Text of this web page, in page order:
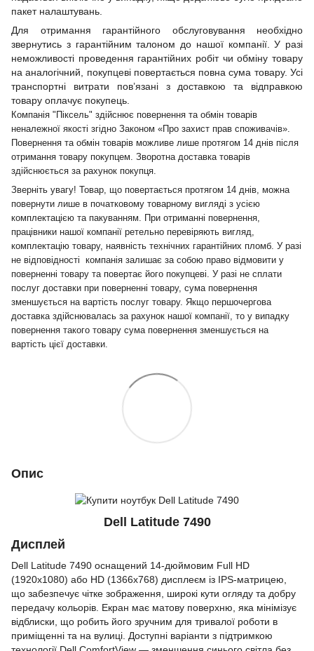
пакет налаштувань.
Для отримання гарантійного обслуговування необхідно
звернутись з гарантійним талоном до нашої компанії. У разі
неможливості проведення гарантійних робіт чи обміну товару
на аналогічний, покупцеві повертається повна сума товару. Усі
транспортні витрати пов’язані з доставкою та відправкою
товару оплачує покупець.
Компанія "Піксель" здійснює повернення та обмін товарів
неналежної якості згідно Законом «Про захист прав споживачів».
Повернення та обмін товарів можливе лише протягом 14 днів після
отримання товару покупцем. Зворотна доставка товарів
здійснюється за рахунок покупця.
Зверніть увагу! Товар, що повертається протягом 14 днів, можна
повернути лише в початковому товарному вигляді з усією
комплектацією та пакуванням. При отриманні повернення,
працівники нашої компанії ретельно перевіряють вигляд,
комплектацію товару, наявність технічних гарантійних пломб. У разі
не відповідності компанія залишає за собою право відмовити у
поверненні товару та повертає його покупцеві. У разі не сплати
послуг доставки при поверненні товару, сума повернення
зменшується на вартість послуг товару. Якщо першочергова
доставка здійснювалась за рахунок нашої компанії, то у випадку
повернення такого товару сума повернення зменшується на
вартість цієї доставки.
Опис
Dell Latitude 7490
Дисплей
Dell Latitude 7490 оснащений 14-дюймовим Full HD
(1920x1080) або HD (1366x768) дисплеєм із IPS-матрицею,
що забезпечує чітке зображення, широкі кути огляду та добру
передачу кольорів. Екран має матову поверхню, яка мінімізує
відблиски, що робить його зручним для тривалої роботи в
приміщенні та на вулиці. Доступні варіанти з підтримкою